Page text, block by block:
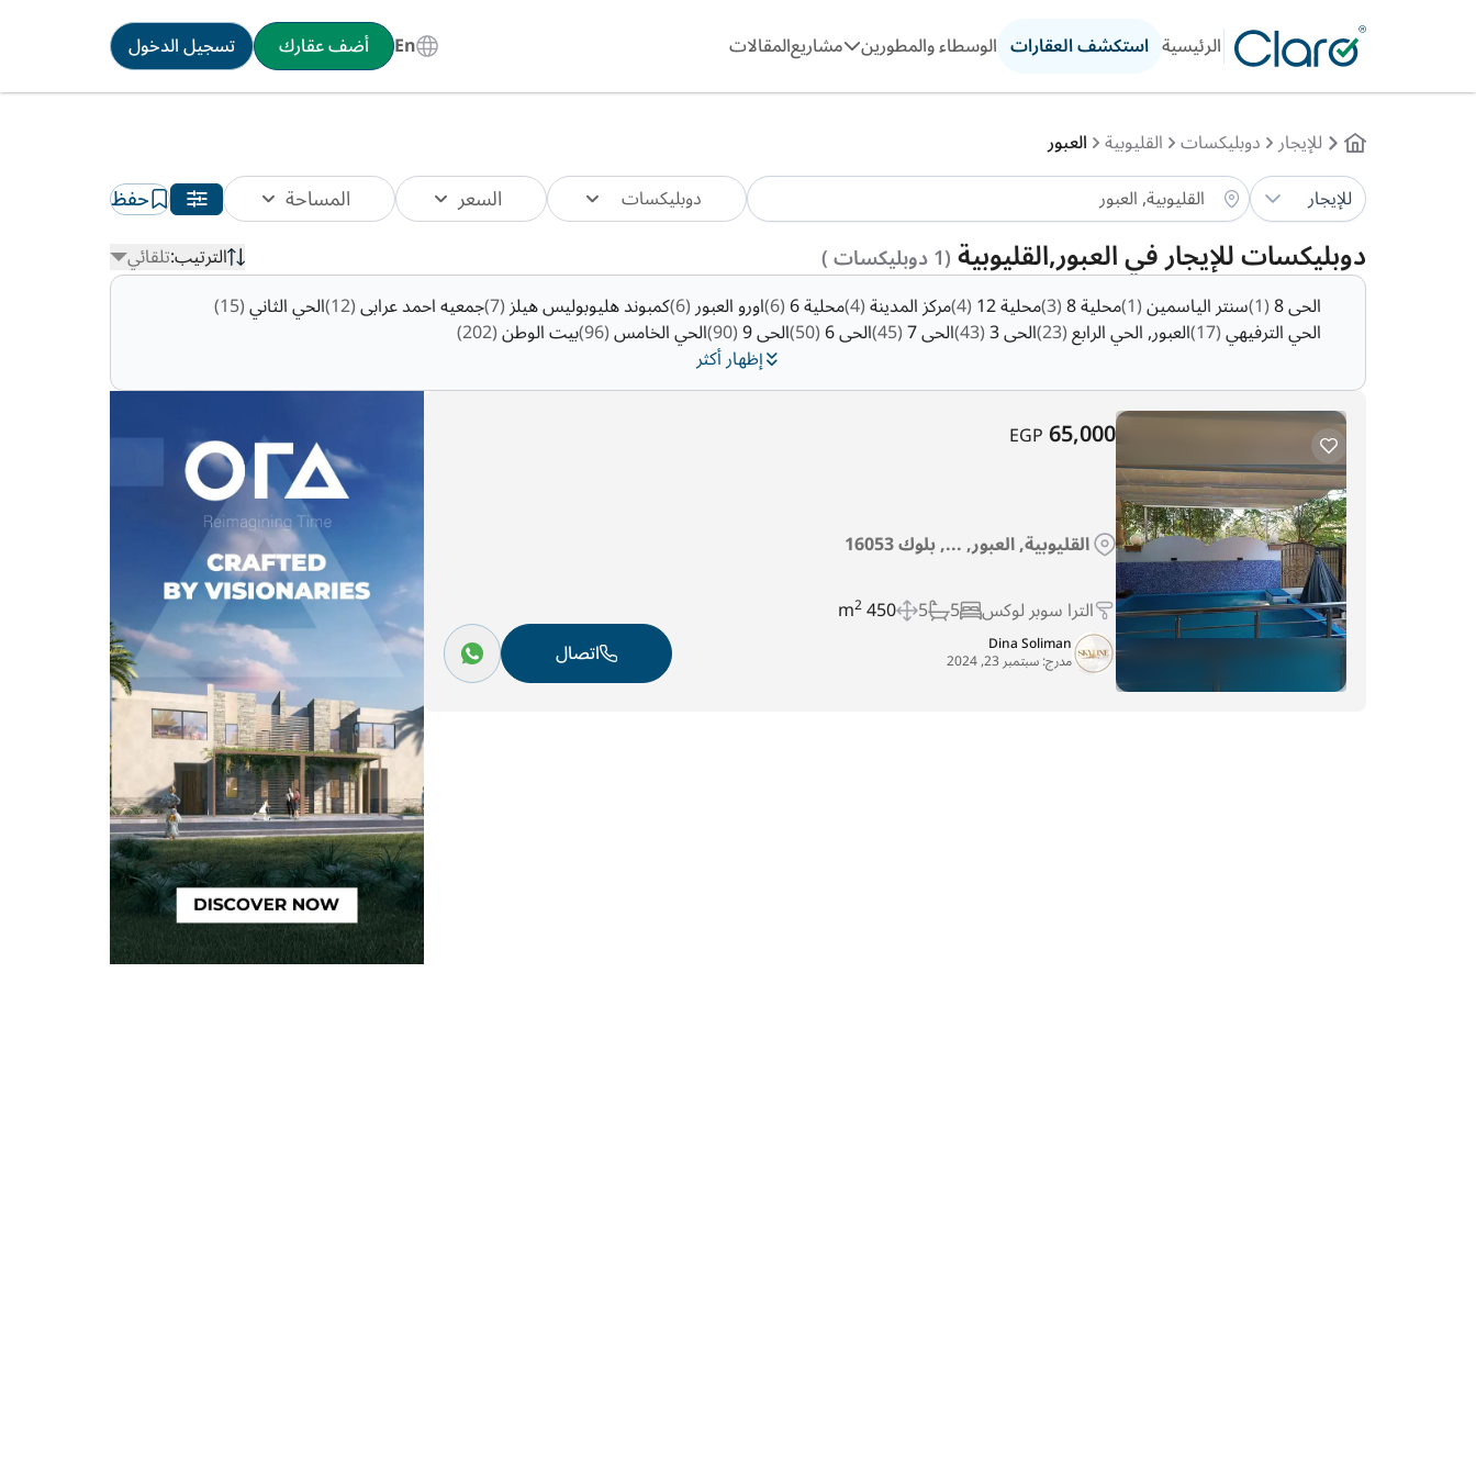
الرئيسية استكشف العقارات الوسطاء والمطورين مشاريعالمقالات En أضف عقارك تسجيل الدخول
للإيجار دوبليكسات القليوبية العبور
للإيجار
دوبليكسات السعر المساحة حفظ
دوبليكسات للإيجار في العبور,القليوبية(1 دوبليكسات ) الترتيب:تلقائي
إظهار أكثر
الحى 8 (1) سنتر الياسمين(1) محلية 8 (3) محلية 12 (4) مركز المدينة(4) محلية 6 (6) اورو العبور(6) كمبوند هليوبوليس هيلز(7) جمعيه احمد عرابى(12) الحي الثاني(15)
الحي الترفيهي(17) العبور, الحي الرابع(23) الحى 3 (43) الحى 7 (45) الحى 6 (50) الحى 9 (90) الحي الخامس(96) بيت الوطن(202)
65,000
EGP
القليوبية, العبور, ..., بلوك 16053
الترا سوبر لوكس 5
5
450 m
2
Dina Soliman
مدرج:سبتمبر 23, 2024 اتصال